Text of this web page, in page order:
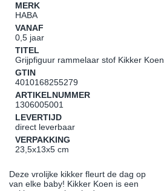
MERK
HABA
VANAF
0,5 jaar
TITEL
Grijpfiguur rammelaar stof Kikker Koen
GTIN
4010168255279
ARTIKELNUMMER
1306005001
LEVERTIJD
direct leverbaar
VERPAKKING
23,5x13x5 cm
Deze vrolijke kikker fleurt de dag op
van elke baby! Kikker Koen is een